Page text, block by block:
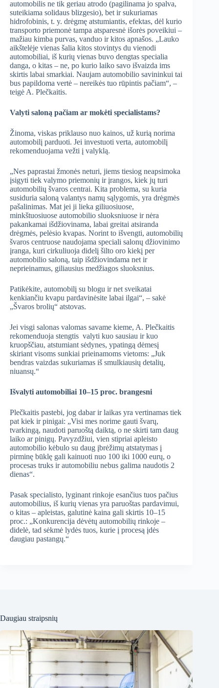
automobilis ne tik geriau atrodo (pagilinama jo spalva,
suteikiama solidaus blizgesio), bet ir sukuriamas
hidrofobinis, t. y. drėgmę atstumiantis, efektas, dėl kurio
transporto priemonė tampa atsparesnė išorės poveikiui –
mažiau kimba purvas, vanduo ir kitos apnašos. „Lauko
aikštelėje vienas šalia kitos stovintys du vienodi
automobiliai, iš kurių vienas buvo dengtas specialia
danga, o kitas – ne, po kurio laiko savo išvaizda ims
skirtis labai smarkiai. Naujam automobilio savininkui tai
bus papildoma vertė – nereikės tuo rūpintis pačiam“, –
teigė A. Plečkaitis.
Valyti saloną pačiam ar mokėti specialistams?
Žinoma, viskas priklauso nuo kainos, už kurią norima
automobilį parduoti. Jei investuoti verta, automobilį
rekomenduojama vežti į valyklą.
„Nes paprastai žmonės neturi, jiems tiesiog neapsimoka
įsigyti tiek valymo priemonių ir įrangos, kiek jų turi
automobilių švaros centrai. Kita problema, su kuria
susiduria saloną valantys namų sąlygomis, yra drėgmės
pašalinimas. Mat jei ji lieka giliuosiuose,
minkštuosiuose automobilio sluoksniuose ir nėra
pakankamai išdžiovinama, labai greitai atsiranda
drėgmės, pelėsio kvapas. Norint to išvengti, automobilių
švaros centruose naudojama speciali salonų džiovinimo
įranga, kuri cirkuliuoja didelį šilto oro kiekį per
automobilio saloną, taip išdžiovindama net ir
neprieinamus, giliausius medžiagos sluoksnius.
Patikėkite, automobilį su blogu ir net sveikatai
kenkiančiu kvapu pardavinėsite labai ilgai“, – sakė
„Švaros brolių“ atstovas.
Jei visgi salonas valomas savame kieme, A. Plečkaitis
rekomenduoja stengtis valyti kuo sausiau ir kuo
kruopščiau, atstumiant sėdynes, ypatingą dėmesį
skiriant visoms sunkiai prieinamoms vietoms: „Juk
bendras vaizdas sukuriamas iš smulkiausių detalių,
niuansų.“
Išvalyti automobiliai 10–15 proc. brangesni
Plečkaitis pastebi, jog dabar ir laikas yra vertinamas tiek
pat kiek ir pinigai: „Visi mes norime gauti švarų,
tvarkingą, naudoti paruoštą daiktą, o ne skirti tam daug
laiko ar pinigų. Pavyzdžiui, vien stipriai apleisto
automobilio kėbulo su daug įbrėžimų atstatymas į
pirminę būklę gali kainuoti nuo 100 iki 1000 eurų, o
procesas truks ir automobiliu nebus galima naudotis 2
dienas“.
Pasak specialisto, lyginant rinkoje esančius tuos pačius
automobilius, iš kurių vienas yra paruoštas pardavimui,
o kitas – apleistas, galutinė kaina gali skirtis 10–15
proc.: „Konkurencija dėvėtų automobilių rinkoje –
didelė, tad sėkmė lydės tuos, kurie į procesą įdės
daugiau pastangų.“
Daugiau straipsnių